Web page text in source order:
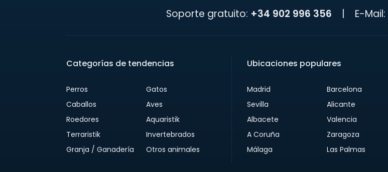
Soporte gratuito: +34 902 996 356 E-Mail:
Categorías de tendencias
Perros
Gatos
Caballos
Aves
Roedores
Aquaristik
Terraristik
Invertebrados
Granja / Ganadería
Otros animales
Ubicaciones populares
Madrid
Barcelona
Sevilla
Alicante
Albacete
Valencia
A Coruña
Zaragoza
Málaga
Las Palmas